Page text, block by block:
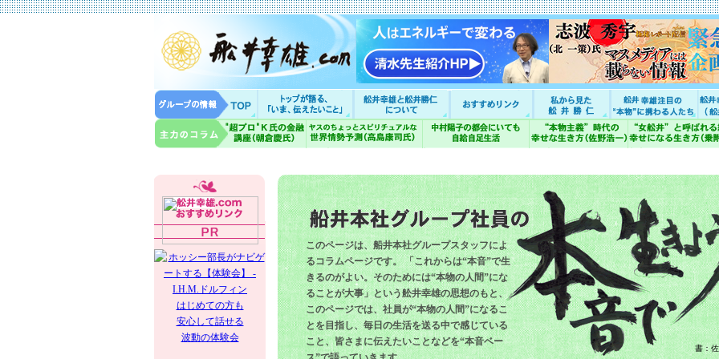
はじめての方も
安心して話せる
波動の体験会
このページは、船井本社グループスタッフによ
るコラムページです。 「これからは“本音”で生
きるのがよい。そのためには“本物の人間”にな
ることが大事」という舩井幸雄の思想のもと、
このページでは、社員が“本物の人間”になるこ
とを目指し、毎日の生活を送る中で感じている
こと、皆さまに伝えたいことなどを“本音ベー
書：